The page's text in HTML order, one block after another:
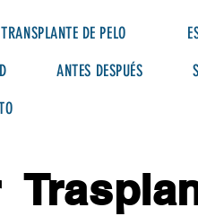
TRANSPLANTE DE PELO
ANTES DESPUÉS